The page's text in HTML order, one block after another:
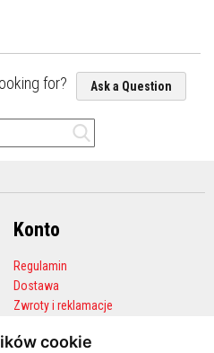
cookie
for? Ask a Question
Konto
Regulamin
Dostawa
Zwroty i reklamacje
Konto handlowe